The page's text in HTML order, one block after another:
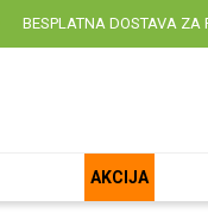
BESPLATNA DOSTAVA ZA
AKCIJA